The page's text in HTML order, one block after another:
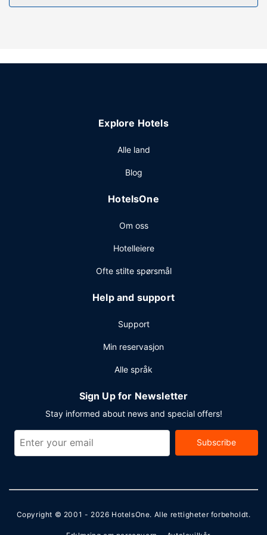
concierge-tjenester.
limousin-/privatbiltjenester, hurtiginnsjekking og
Explore Hotels
Alle land
Blog
HotelsOne
Om oss
Hotelleiere
Ofte stilte spørsmål
Help and support
Support
Min reservasjon
Alle språk
Sign Up for Newsletter
Stay informed about news and special offers!
Subscribe
Copyright © 2001 - 2026 HotelsOne. Alle rettigheter forbeholdt.